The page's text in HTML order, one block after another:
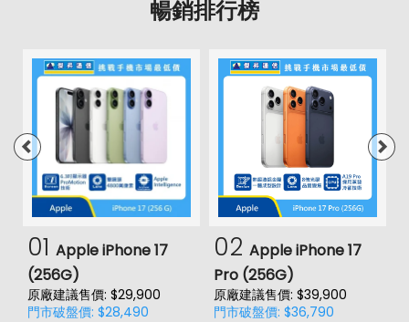
暢銷排行榜
01 Apple iPhone 17
(256G)
原廠建議售價: $29,900
門市破盤價: $28,490
02 Apple iPhone 17
Pro (256G)
原廠建議售價: $39,900
門市破盤價: $36,790